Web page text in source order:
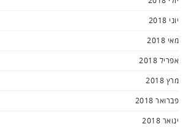
יוני 2018
מאי 2018
אפריל 2018
מרץ 2018
פברואר 2018
ינואר 2018